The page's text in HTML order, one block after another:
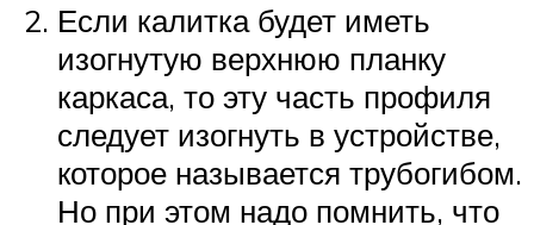
Если калитка будет иметь
изогнутую верхнюю планку
каркаса, то эту часть профиля
следует изогнуть в устройстве,
которое называется трубогибом.
Но при этом надо помнить, что